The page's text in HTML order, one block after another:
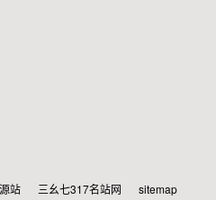
站 三幺七317名站网
sitemap